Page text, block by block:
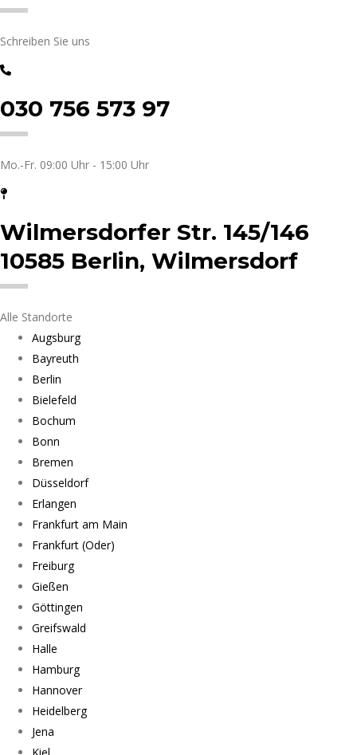
Schreiben Sie uns
030 756 573 97
Mo.-Fr. 09:00 Uhr - 15:00 Uhr
Wilmersdorfer Str. 145/146
10585 Berlin, Wilmersdorf
Alle Standorte
Augsburg
Bayreuth
Berlin
Bielefeld
Bochum
Bonn
Bremen
Düsseldorf
Erlangen
Frankfurt am Main
Frankfurt (Oder)
Freiburg
Gießen
Göttingen
Greifswald
Halle
Hamburg
Hannover
Heidelberg
Jena